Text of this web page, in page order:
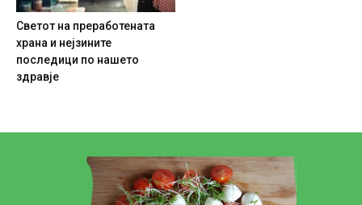
Светот на преработената
храна и нејзините
последици по нашето
здравје